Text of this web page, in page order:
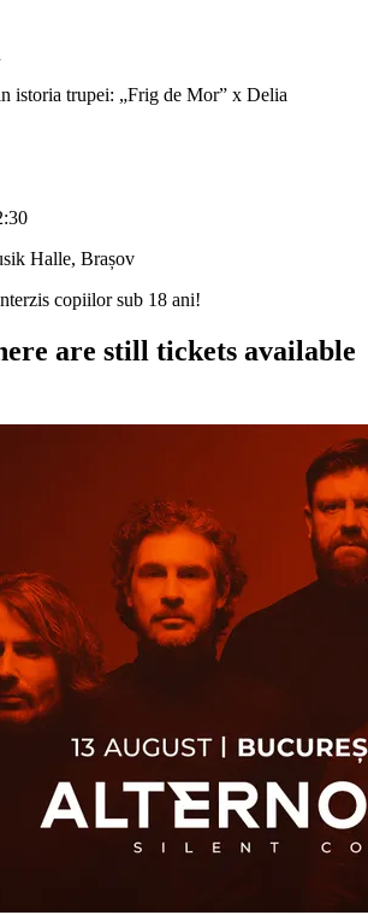
istoria trupei: „Frig de Mor” x Delia
Halle, Brașov
copiilor sub 18 ani!
are still tickets available